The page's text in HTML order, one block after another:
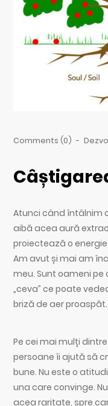
Comments (0) -
Atunci când întâlnim
aibă acea aură
proiectează o
Am avut și mai am
meu. Sunt oameni pe
„ceva” ce poate
briză de aer proaspăt.
Pe cei mai mulți
persoane îi ajută să
bune. Nu este o
una care convinge.
acea raritate, spre